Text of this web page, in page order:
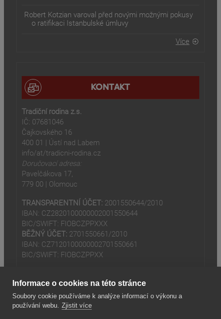
Robert Kotzian varoval před novými možnými pokusy
o ratifikaci Istanbulské úmluvy
Více
KONTAKT
Tradiční rodina z.s.
IČ: 07681046
Čajkovského 16
400 01 | Ústí nad Labem
info/at/tradicni-rodina.cz
Doručovací adresa:
Pavelčákova 17,
779 00 | Olomouc
TRANSPARENTNÍ ÚČET: 2001550644/2010
IBAN: CZ2820100000002001550644
BIC/SWIFT: FIOBCZPPXXX
BĚŽNÝ ÚČET: 2701550661/2010
IBAN: CZ7120100000002701550661
BIC/SWIFT: FIOBCZPPXX
Informace o cookies na této stránce
Soubory cookie používáme k analýze informací o výkonu a
používání webu. Zjistit více